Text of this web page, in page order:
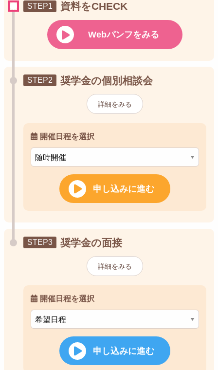
資料をCHECK
Webパンフをみる
奨学金の個別相談会
詳細をみる
開催日程を選択
申し込みに進む
奨学金の面接
詳細をみる
開催日程を選択
申し込みに進む